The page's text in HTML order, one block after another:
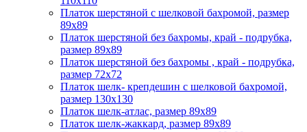
Платок шерстяной с шелковой бахромой, размер
89x89
Платок шерстяной без бахромы, край - подрубка,
размер 89х89
Платок шерстяной без бахромы , край - подрубка,
размер 72х72
Платок шелк- крепдешин с шелковой бахромой,
размер 130х130
Платок шелк-атлас, размер 89x89
Платок шелк-жаккард, размер 89х89